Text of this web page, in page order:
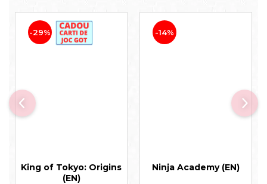
-29%
King of Tokyo: Origins
(EN)
-14%
Ninja Academy (EN)